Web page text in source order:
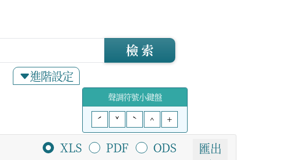
進階設定
檢 索
聲調符號小鍵盤
ˊ
ˇ ˋ ^ +
XLS PDF ODS 匯出